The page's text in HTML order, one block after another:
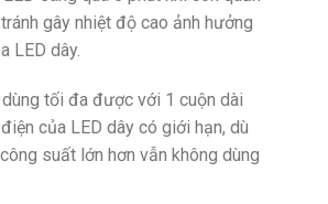
gây nhiệt độ cao ảnh hưởng
LED dây.
tối đa được với 1 cuộn dài
của LED dây có giới hạn, dù
suất lớn hơn vẫn không dùng